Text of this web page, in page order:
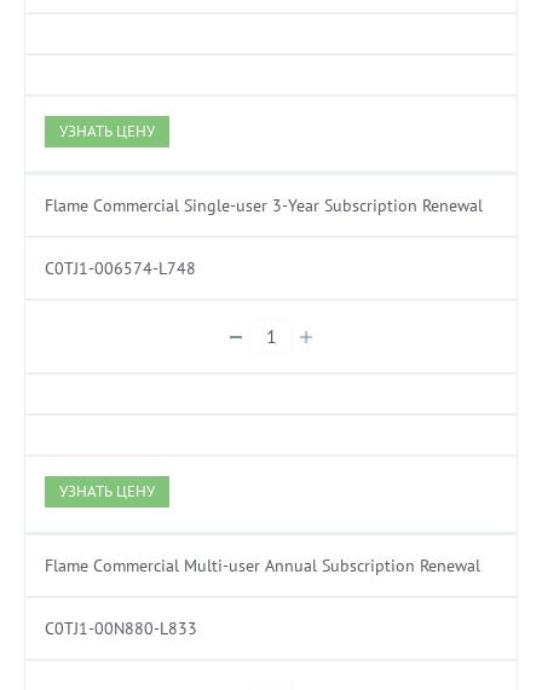
УЗНАТЬ ЦЕНУ
Flame Commercial Single-user 3-Year Subscription Renewal
C0TJ1-006574-L748
УЗНАТЬ ЦЕНУ
Flame Commercial Multi-user Annual Subscription Renewal
C0TJ1-00N880-L833